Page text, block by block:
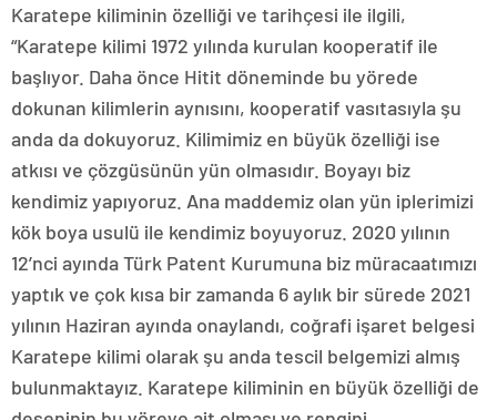
Karatepe kiliminin özelliği ve tarihçesi ile ilgili,
“Karatepe kilimi 1972 yılında kurulan kooperatif ile
başlıyor. Daha önce Hitit döneminde bu yörede
dokunan kilimlerin aynısını, kooperatif vasıtasıyla şu
anda da dokuyoruz. Kilimimiz en büyük özelliği ise
atkısı ve çözgüsünün yün olmasıdır. Boyayı biz
kendimiz yapıyoruz. Ana maddemiz olan yün iplerimizi
kök boya usulü ile kendimiz boyuyoruz. 2020 yılının
12’nci ayında Türk Patent Kurumuna biz müracaatımızı
yaptık ve çok kısa bir zamanda 6 aylık bir sürede 2021
yılının Haziran ayında onaylandı, coğrafi işaret belgesi
Karatepe kilimi olarak şu anda tescil belgemizi almış
bulunmaktayız. Karatepe kiliminin en büyük özelliği de